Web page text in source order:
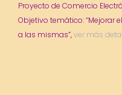
Proyecto de Comercio
Objetivo temático: “Mejorar
a las mismas”,ver más